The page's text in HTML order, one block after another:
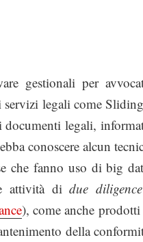
gestionali per
servizi legali come
documenti legali,
conoscere alcun
che fanno uso di big
attività didue diligence
), come anche
della